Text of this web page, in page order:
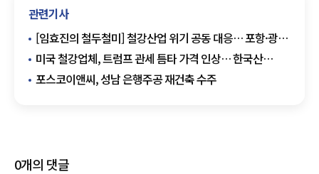
관련기사
[임효진의 철두철미] 철강산업 위기 공동 대응… 포항·광양
·당진, 범정부 대책 촉구
미국 철강업체, 트럼프 관세 틈타 가격 인상… 한국산
경쟁력 유지 전망
포스코이앤씨, 성남 은행주공 재건축 수주
0개의 댓글